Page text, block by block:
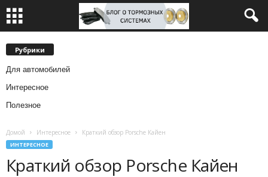
Рубрики
Для автомобилей
Интересное
Полезное
Домой Интересное Краткий обзор Porsche Кайен
ИНТЕРЕСНОЕ
Краткий обзор Porsche Кайен